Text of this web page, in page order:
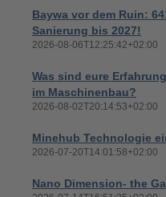
Baywa vor dem Ruin:
Sanierung bis 2027!
2026-08-06T12:25:42+02:00
Was sind eure
im Maschinenbau?
2026-08-02T20:14:53+02:00
Minehub Technologie
2026-07-20T14:01:58+02:00
Nano Dimension- the